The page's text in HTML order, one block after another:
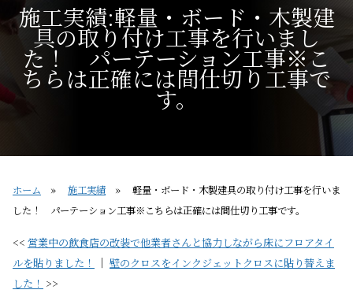
施工実績:軽量・ボード・木製建
具の取り付け工事を行いまし
た！ パーテーション工事※こ
ちらは正確には間仕切り工事で
す。
ホーム » 施工実績 » 軽量・ボード・木製建具の取り付け工事を行いま
した！ パーテーション工事※こちらは正確には間仕切り工事です。
<< 営業中の飲食店の改装で他業者さんと協力しながら床にフロアタイ
ルを貼りました！
｜ 壁のクロスをインクジェットクロスに貼り替えま
した！ >>